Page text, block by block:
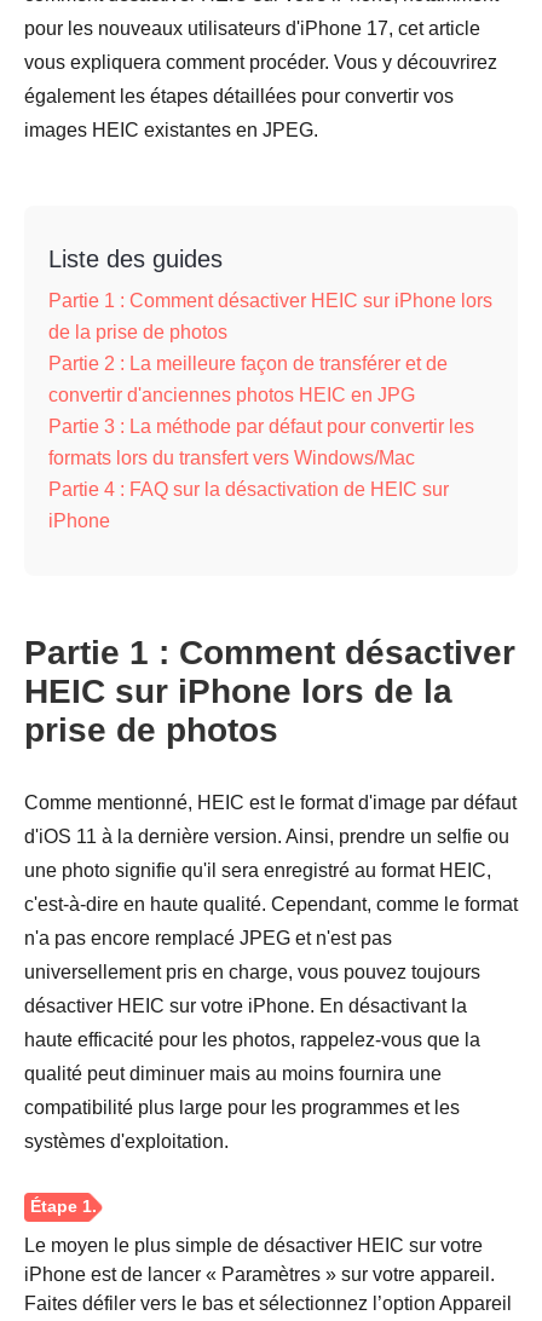
pour les nouveaux utilisateurs d'iPhone 17, cet article
vous expliquera comment procéder. Vous y découvrirez
également les étapes détaillées pour convertir vos
images HEIC existantes en JPEG.
Liste des guides
Partie 1 : Comment désactiver HEIC sur iPhone lors
de la prise de photos
Partie 2 : La meilleure façon de transférer et de
convertir d'anciennes photos HEIC en JPG
Partie 3 : La méthode par défaut pour convertir les
formats lors du transfert vers Windows/Mac
Partie 4 : FAQ sur la désactivation de HEIC sur
iPhone
Partie 1 : Comment désactiver
HEIC sur iPhone lors de la
prise de photos
Comme mentionné, HEIC est le format d'image par défaut
d'iOS 11 à la dernière version. Ainsi, prendre un selfie ou
une photo signifie qu'il sera enregistré au format HEIC,
c'est-à-dire en haute qualité. Cependant, comme le format
n'a pas encore remplacé JPEG et n'est pas
universellement pris en charge, vous pouvez toujours
désactiver HEIC sur votre iPhone. En désactivant la
haute efficacité pour les photos, rappelez-vous que la
qualité peut diminuer mais au moins fournira une
compatibilité plus large pour les programmes et les
systèmes d'exploitation.
Le moyen le plus simple de désactiver HEIC sur votre
iPhone est de lancer « Paramètres » sur votre appareil.
Faites défiler vers le bas et sélectionnez l’option Appareil